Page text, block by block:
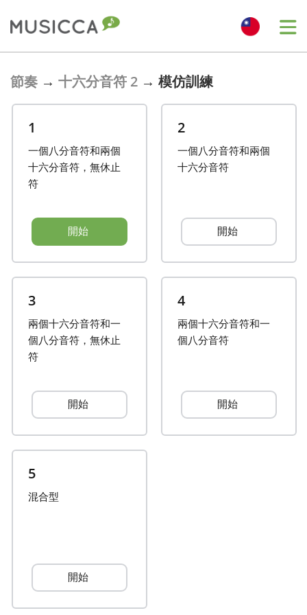
Dansk
English
Français
हिन्दी
節奏 → 十六分音符 2 → 模仿訓練
1
一個八分音符和兩個
十六分音符，無休止
符
開始
2
一個八分音符和兩個
十六分音符
開始
3
兩個十六分音符和一
個八分音符，無休止
符
開始
4
兩個十六分音符和一
個八分音符
開始
5
混合型
開始